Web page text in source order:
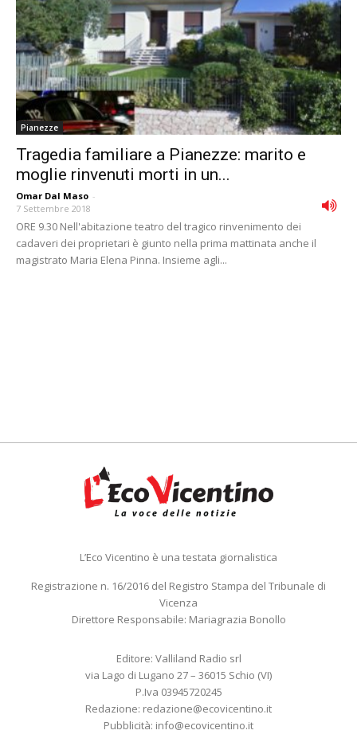
Pianezze
Tragedia familiare a Pianezze: marito e
moglie rinvenuti morti in un...
Omar Dal Maso -
7 Settembre 2018
ORE 9.30 Nell'abitazione teatro del tragico rinvenimento dei
cadaveri dei proprietari è giunto nella prima mattinata anche il
magistrato Maria Elena Pinna. Insieme agli...
L’Eco Vicentino è una testata giornalistica
Registrazione n. 16/2016 del Registro Stampa del Tribunale di
Vicenza
Direttore Responsabile: Mariagrazia Bonollo
Editore: Valliland Radio srl
via Lago di Lugano 27 – 36015 Schio (VI)
P.Iva 03945720245
Redazione: redazione@ecovicentino.it
Pubblicità: info@ecovicentino.it